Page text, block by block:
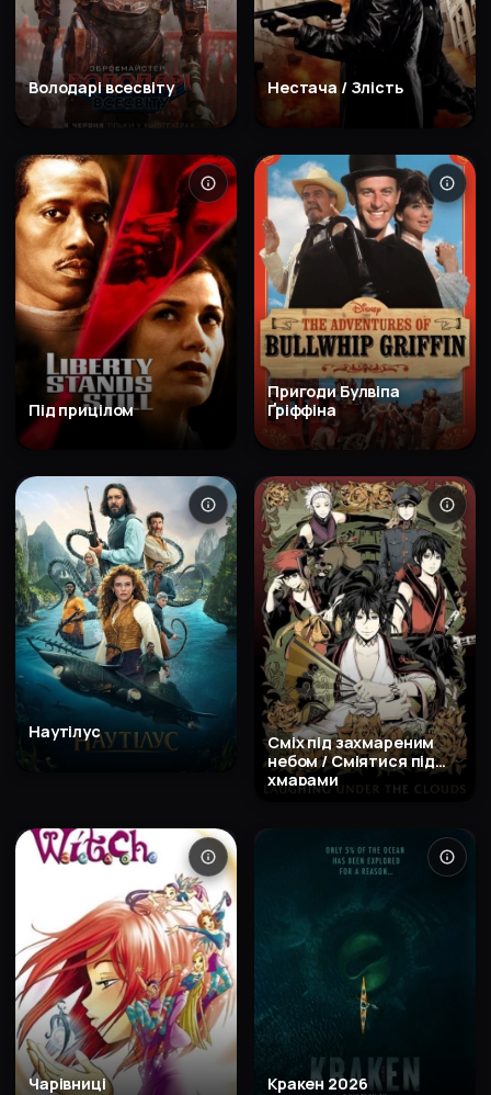
Володарі всесвіту Нестача / Злість
Під прицілом
Пригоди Булвіпа
Ґріффіна
Наутілус
Сміх під захмареним
небом / Сміятися під
хмарами
Чарівниці Кракен 2026